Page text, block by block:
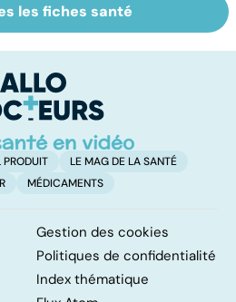
Mélanome : le
plus redouté des
peau
les fiches santé
PRODUIT
LE MAG DE LA SANTÉ
MÉDICAMENTS
Gestion des cookies
Politiques de confidentialité
Index thématique